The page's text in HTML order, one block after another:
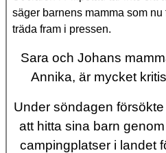
säger barnens mamma som
träda fram i pressen.
Sara och Johans
Annika, är mycket
Under söndagen
att hitta sina barn
campingplatser i landet